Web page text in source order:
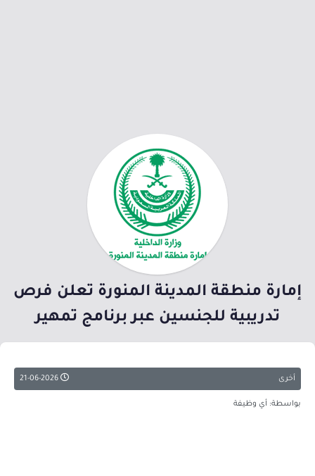
إمارة منطقة المدينة المنورة تعلن فرص
تدريبية للجنسين عبر برنامج تمهير
أخرى
بواسطة: أي وظيفة